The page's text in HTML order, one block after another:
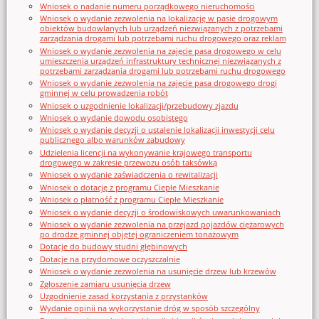
Wniosek o nadanie numeru porządkowego nieruchomości
Wniosek o wydanie zezwolenia na lokalizację w pasie drogowym
obiektów budowlanych lub urządzeń niezwiązanych z potrzebami
zarządzania drogami lub potrzebami ruchu drogowego oraz reklam
Wniosek o wydanie zezwolenia na zajęcie pasa drogowego w celu
umieszczenia urządzeń infrastruktury technicznej niezwiązanych z
potrzebami zarządzania drogami lub potrzebami ruchu drogowego
Wniosek o wydanie zezwolenia na zajęcie pasa drogowego drogi
gminnej w celu prowadzenia robót
Wniosek o uzgodnienie lokalizacji/przebudowy zjazdu
Wniosek o wydanie dowodu osobistego
Wniosek o wydanie decyzji o ustalenie lokalizacji inwestycji celu
publicznego albo warunków zabudowy
Udzielenia licencji na wykonywanie krajowego transportu
drogowego w zakresie przewozu osób taksówką
Wniosek o wydanie zaświadczenia o rewitalizacji
Wniosek o dotację z programu Ciepłe Mieszkanie
Wniosek o płatność z programu Ciepłe Mieszkanie
Wniosek o wydanie decyzji o środowiskowych uwarunkowaniach
Wniosek o wydanie zezwolenia na przejazd pojazdów ciężarowych
po drodze gminnej objętej ograniczeniem tonażowym
Dotacje do budowy studni głębinowych
Dotacje na przydomowe oczyszczalnie
Wniosek o wydanie zezwolenia na usunięcie drzew lub krzewów
Zgłoszenie zamiaru usunięcia drzew
Uzgodnienie zasad korzystania z przystanków
Wydanie opinii na wykorzystanie dróg w sposób szczególny